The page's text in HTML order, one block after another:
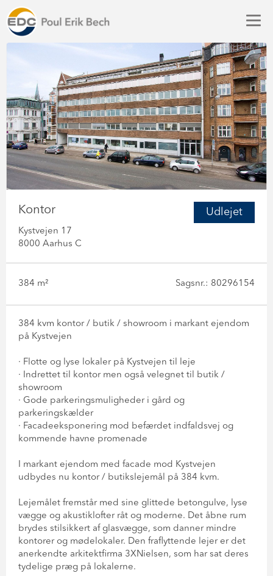
Udlejet
Kontor
Kystvejen 17
8000 Aarhus C
384 m² Sagsnr.: 80296154
384 kvm kontor / butik / showroom i markant ejendom
på Kystvejen
· Flotte og lyse lokaler på Kystvejen til leje
· Indrettet til kontor men også velegnet til butik /
showroom
· Gode parkeringsmuligheder i gård og
parkeringskælder
· Facadeeksponering mod befærdet indfaldsvej og
kommende havne promenade
I markant ejendom med facade mod Kystvejen
udbydes nu kontor / butikslejemål på 384 kvm.
Lejemålet fremstår med sine glittede betongulve, lyse
vægge og akustiklofter råt og moderne. Det åbne rum
brydes stilsikkert af glasvægge, som danner mindre
kontorer og mødelokaler. Den fraflyttende lejer er det
anerkendte arkitektfirma 3XNielsen, som har sat deres
tydelige præg på lokalerne.